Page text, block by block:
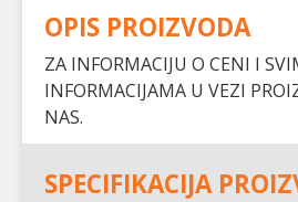
OPIS PROIZVODA
ZA INFORMACIJU O CENI I
INFORMACIJAMA U VEZI
NAS.
SPECIFIKACIJA